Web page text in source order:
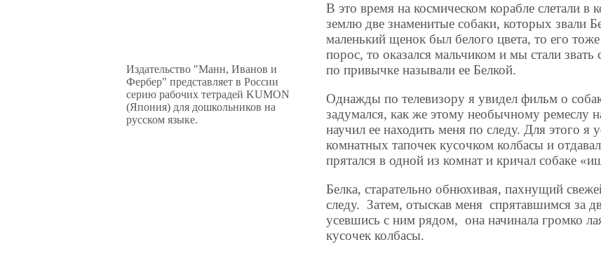
Издательство "Манн, Иванов и
Фербер" представляет в России
серию рабочих тетрадей KUMON
(Япония) для дошкольников на
русском языке.
В это время на космическом корабле слетали в
землю две знаменитые собаки, которых звали
маленький щенок был белого цвета, то его
порос, то оказался мальчиком и мы стали
по привычке называли ее Белкой.
Однажды по телевизору я увидел фильм о
задумался, как же этому необычному ремеслу
научил ее находить меня по следу. Для этого
комнатных тапочек кусочком колбасы и
прятался в одной из комнат и кричал собаке
Белка, старательно обнюхивая, пахнущий
следу. Затем, отыскав меня спрятавшимся за
усевшись с ним рядом, она начинала громко
кусочек колбасы.